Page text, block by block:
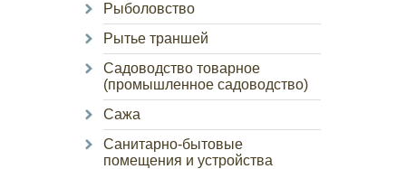
Рыболовство
Рытье траншей
Садоводство товарное
(промышленное садоводство)
Сажа
Санитарно-бытовые
помещения и устройства